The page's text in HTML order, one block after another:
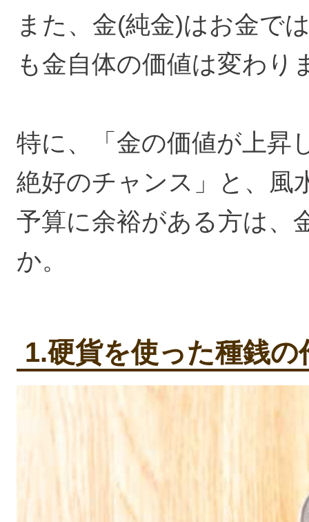
また、金(純金)はお金で
も金自体の価値は変わり
特に、「金の価値が上昇
絶好のチャンス」と、風
予算に余裕がある方は、
か。
1.硬貨を使った種銭の